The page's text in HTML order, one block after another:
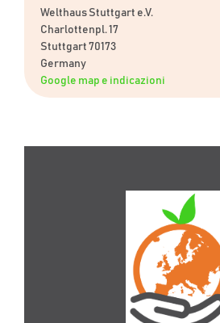
Welthaus Stuttgart e.V.
Charlottenpl. 17
Stuttgart 70173
Germany
Google map e indicazioni